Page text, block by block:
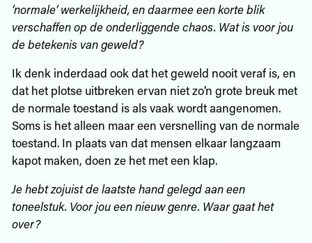
‘normale’ werkelijkheid, en daarmee een korte blik
verschaffen op de onderliggende chaos. Wat is voor jou
de betekenis van geweld?
Ik denk inderdaad ook dat het geweld nooit veraf is, en
dat het plotse uitbreken ervan niet zo’n grote breuk met
de normale toestand is als vaak wordt aangenomen.
Soms is het alleen maar een versnelling van de normale
toestand. In plaats van dat mensen elkaar langzaam
kapot maken, doen ze het met een klap.
Je hebt zojuist de laatste hand gelegd aan een
toneelstuk. Voor jou een nieuw genre. Waar gaat het
over?